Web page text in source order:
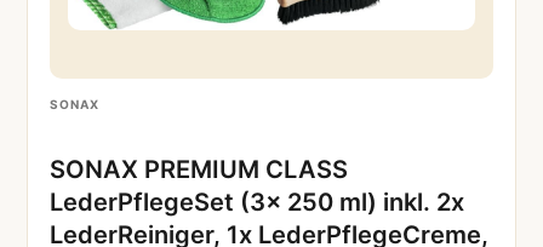
SONAX
SONAX PREMIUM CLASS
LederPflegeSet (3x 250 ml) inkl. 2x
LederReiniger, 1x LederPflegeCreme,